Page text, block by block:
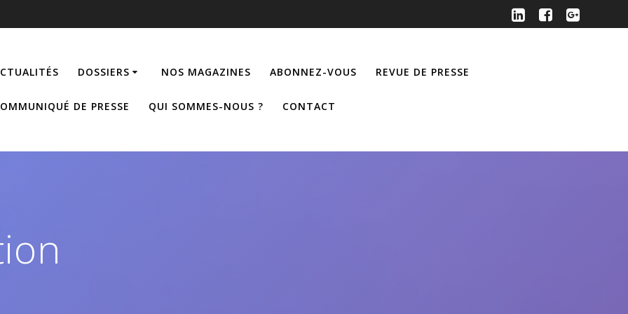
DOSSIERS NOS MAGAZINES ABONNEZ-VOUS REVUE DE PRESSE
DE PRESSE QUI SOMMES-NOUS ? CONTACT